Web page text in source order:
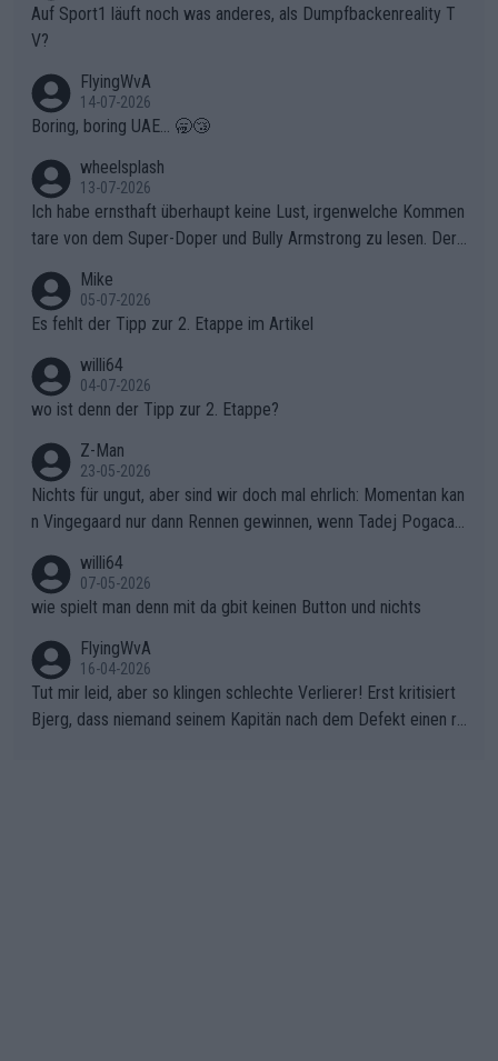
Auf Sport1 läuft noch was anderes, als Dumpfbackenreality T
V?
FlyingWvA
14-07-2026
Boring, boring UAE... 🥱😴
wheelsplash
13-07-2026
Ich habe ernsthaft überhaupt keine Lust, irgenwelche Kommen
tare von dem Super-Doper und Bully Armstrong zu lesen. Der
r die gehört nicht in dieses Medium!
Mike
05-07-2026
Es fehlt der Tipp zur 2. Etappe im Artikel
willi64
04-07-2026
wo ist denn der Tipp zur 2. Etappe?
Z-Man
23-05-2026
Nichts für ungut, aber sind wir doch mal ehrlich: Momentan kan
n Vingegaard nur dann Rennen gewinnen, wenn Tadej Pogacar
willi64
07-05-2026
wie spielt man denn mit da gbit keinen Button und nichts
FlyingWvA
16-04-2026
Tut mir leid, aber so klingen schlechte Verlierer! Erst kritisiert
Bjerg, dass niemand seinem Kapitän nach dem Defekt einen ro